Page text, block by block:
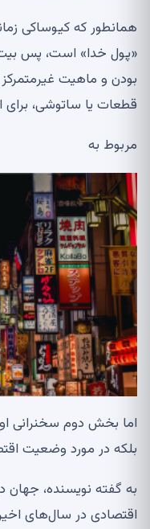
همانطور که کیوساکی
«پول خدا» است، پس
بودن و ماهیت
قطعات یا ساتوشی،
مربوط به
اما بخش دوم سخنرانی او
بلکه در مورد وضعیت
به گفته نویسنده، جهان
اقتصادی در سال‌های اخیر